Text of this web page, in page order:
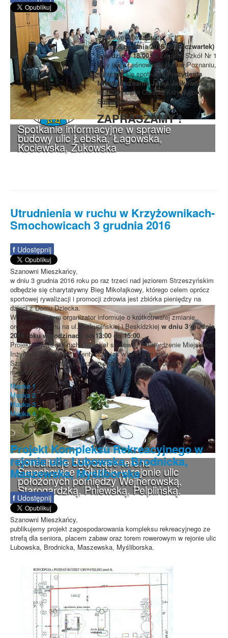
Spotkanie informacyjne w sprawie
budowy ulic Łebska, Łagowska,
Kociewska, Żukowska
Konsultacje dotyczące terenu
Smochowice Południe w rejonie ulic
położonych pomiędzy Wejherowską,
Starogardzką, Pniewską, Pelplińską.
Szanowni Mieszkańcy,
w dniu8 grudnia 2016 roku (czwartek)
o godzinie 18.00, w Zespole Szkół Nr 1
przy ulicy Leśnowolskiej 35 w Poznaniu,
odbędzie się spotkaniePrezydenta
Miasta Poznania Jacka Jaśkowiakaz
mieszkańcami Osiedla Krzyżowniki-
Smochowice.
ZAPRASZAMY!
Utrudnienia w ruchu w Krzyżownikach-
Smochowicach 3 grudnia 2016
f Udostępnij
Szanowni Mieszkańcy,
w dniu 3 grudnia 2016 roku po raz trzeci nad jeziorem Strzeszyńskim
odbędzie się charytatywny Bieg Mikołajkowy, którego celem oprócz
sportowej rywalizacji i promocji zdrowia jest zbiórka pieniędzy na
dzieci z Domu Dziecka.
W związku z tym organizator informuje o krótkotrwałej zmianie
organizacji ruchu na ul. Biskupińskiej i Beskidzkiej w dniu 3 grudnia
2016 roku w godzinach od 13:00 do 15:00.
Projekt organizacji ruchu uzyskał stosowne zatwierdzenie Miejskiego
Inżyniera Ruchu i jest identyczny jak w zeszłym roku.
Szczegóły utrudnień pokazano obrazowo na załączonych poniżej
mapkach.
Mapka 1
Mapka 2
Mapka 3
Mapka 4
Projekt Kompleksu Rekreacyjnego w
rejonie ulic Lubowska, Brodnicka,
Maszewska, Myśliborska
f Udostępnij
Szanowni Mieszkańcy,
publikujemy projekt zagospodarowania kompleksu rekreacyjnego ze
strefą dla seniora, placem zabaw oraz torem rowerowym w rejonie ulic
Lubowska, Brodnicka, Maszewska, Myśliborska.